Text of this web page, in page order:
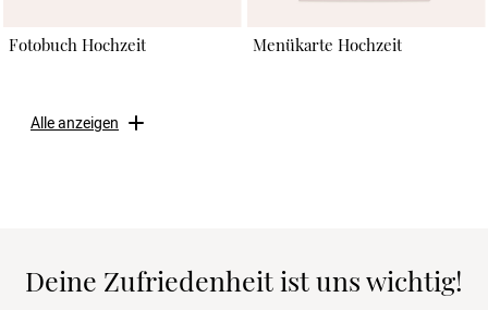
Fotobuch Hochzeit Menükarte Hochzeit
Alle anzeigen
Deine Zufriedenheit ist uns wichtig!